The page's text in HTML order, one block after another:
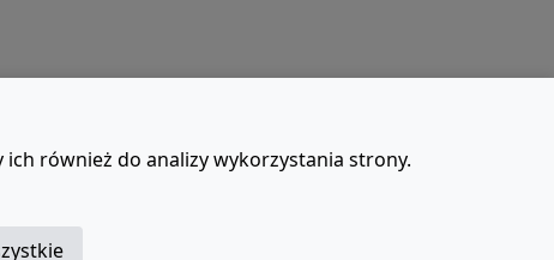
również do analizy wykorzystania strony.